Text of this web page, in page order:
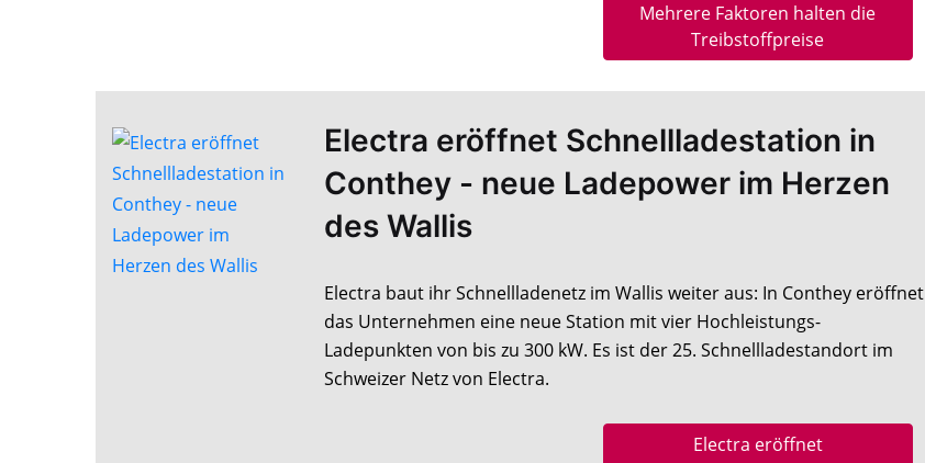
Mehrere Faktoren halten die
Treibstoffpreise
Electra eröffnet Schnellladestation in
Conthey - neue Ladepower im Herzen
des Wallis
Electra baut ihr Schnellladenetz im Wallis weiter aus: In Conthey eröffnet
das Unternehmen eine neue Station mit vier Hochleistungs-
Ladepunkten von bis zu 300 kW. Es ist der 25. Schnellladestandort im
Schweizer Netz von Electra.
Electra eröffnet